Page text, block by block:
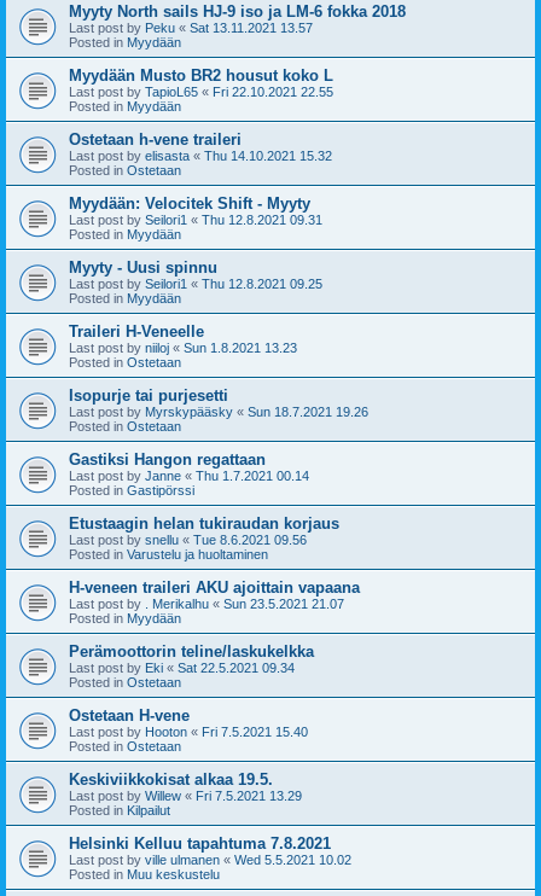
Myyty North sails HJ-9 iso ja LM-6 fokka 2018
Last post by Peku « Sat 13.11.2021 13.57
Posted in Myydään
Myydään Musto BR2 housut koko L
Last post by TapioL65 « Fri 22.10.2021 22.55
Posted in Myydään
Ostetaan h-vene traileri
Last post by elisasta « Thu 14.10.2021 15.32
Posted in Ostetaan
Myydään: Velocitek Shift - Myyty
Last post by Seilori1 « Thu 12.8.2021 09.31
Posted in Myydään
Myyty - Uusi spinnu
Last post by Seilori1 « Thu 12.8.2021 09.25
Posted in Myydään
Traileri H-Veneelle
Last post by niiloj « Sun 1.8.2021 13.23
Posted in Ostetaan
Isopurje tai purjesetti
Last post by Myrskypääsky « Sun 18.7.2021 19.26
Posted in Ostetaan
Gastiksi Hangon regattaan
Last post by Janne « Thu 1.7.2021 00.14
Posted in Gastipörssi
Etustaagin helan tukiraudan korjaus
Last post by snellu « Tue 8.6.2021 09.56
Posted in Varustelu ja huoltaminen
H-veneen traileri AKU ajoittain vapaana
Last post by . Merikalhu « Sun 23.5.2021 21.07
Posted in Myydään
Perämoottorin teline/laskukelkka
Last post by Eki « Sat 22.5.2021 09.34
Posted in Ostetaan
Ostetaan H-vene
Last post by Hooton « Fri 7.5.2021 15.40
Posted in Ostetaan
Keskiviikkokisat alkaa 19.5.
Last post by Willew « Fri 7.5.2021 13.29
Posted in Kilpailut
Helsinki Kelluu tapahtuma 7.8.2021
Last post by ville ulmanen « Wed 5.5.2021 10.02
Posted in Muu keskustelu